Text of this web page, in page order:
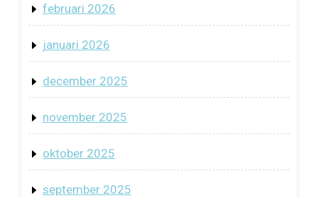
februari 2026
januari 2026
december 2025
november 2025
oktober 2025
september 2025